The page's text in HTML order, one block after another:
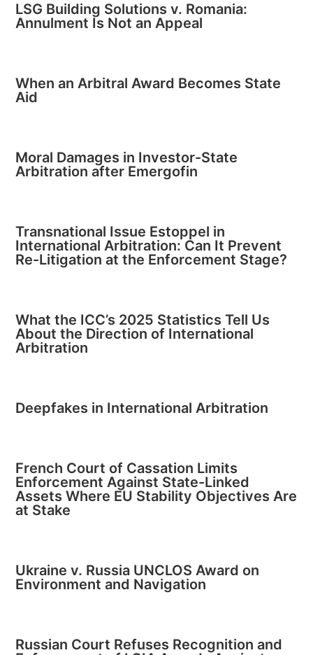
LSG Building Solutions v. Romania:
Annulment Is Not an Appeal
When an Arbitral Award Becomes State
Aid
Moral Damages in Investor-State
Arbitration after Emergofin
Transnational Issue Estoppel in
International Arbitration: Can It Prevent
Re-Litigation at the Enforcement Stage?
What the ICC’s 2025 Statistics Tell Us
About the Direction of International
Arbitration
Deepfakes in International Arbitration
French Court of Cassation Limits
Enforcement Against State-Linked
Assets Where EU Stability Objectives Are
at Stake
Ukraine v. Russia UNCLOS Award on
Environment and Navigation
Russian Court Refuses Recognition and